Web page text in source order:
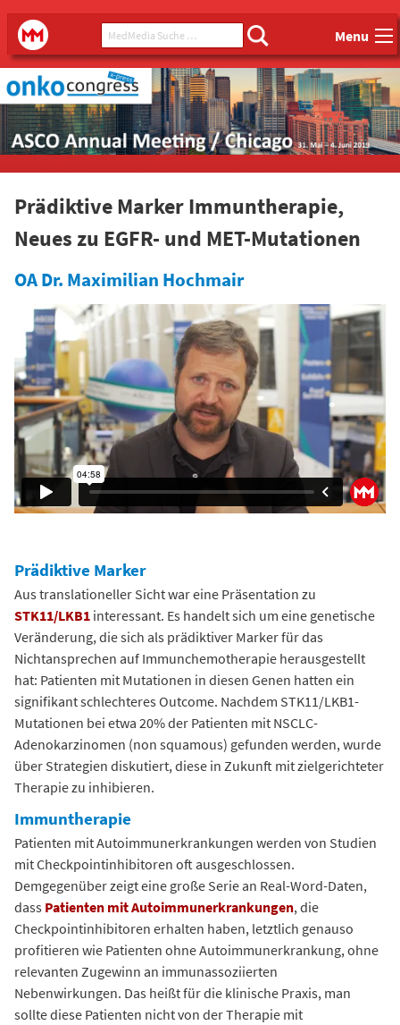
Main menu
MedMedia MedMedia Suche ... Menu
Prädiktive Marker Immuntherapie,
Neues zu EGFR- und MET-Mutationen
OA Dr. Maximilian Hochmair
Prädiktive Marker
Aus translationeller Sicht war eine Präsentation zu
STK11/LKB1 interessant. Es handelt sich um eine genetische
Veränderung, die sich als prädiktiver Marker für das
Nichtansprechen auf Immunchemotherapie herausgestellt
hat: Patienten mit Mutationen in diesen Genen hatten ein
signifikant schlechteres Outcome. Nachdem STK11/LKB1-
Mutationen bei etwa 20% der Patienten mit NSCLC-
Adenokarzinomen (non squamous) gefunden werden, wurde
über Strategien diskutiert, diese in Zukunft mit zielgerichteter
Therapie zu inhibieren.
Immuntherapie
Patienten mit Autoimmunerkrankungen werden von Studien
mit Checkpointinhibitoren oft ausgeschlossen.
Demgegenüber zeigt eine große Serie an Real-Word-Daten,
dass Patienten mit Autoimmunerkrankungen, die
Checkpointinhibitoren erhalten haben, letztlich genauso
profitieren wie Patienten ohne Autoimmunerkrankung, ohne
relevanten Zugewinn an immunassoziierten
Nebenwirkungen. Das heißt für die klinische Praxis, man
sollte diese Patienten nicht von der Therapie mit